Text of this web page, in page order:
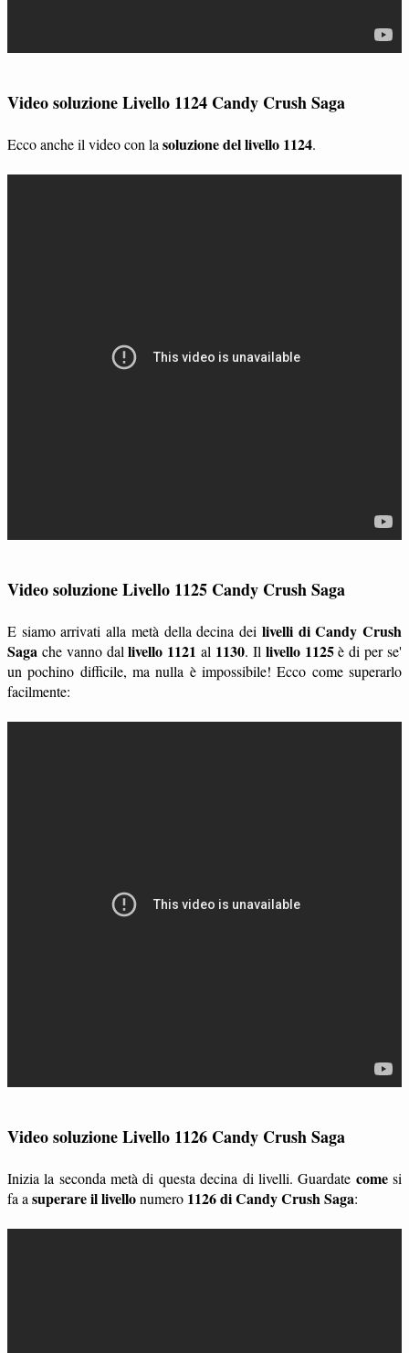
Video soluzione Livello 1124 Candy Crush Saga
Ecco anche il video con la soluzione del livello 1124.
Video soluzione Livello 1125 Candy Crush Saga
E siamo arrivati alla metà della decina dei livelli di Candy Crush
Saga che vanno dallivello 1121 al 1130. Il livello 1125è di per se'
un pochino difficile, ma nulla è impossibile! Ecco come superarlo
facilmente:
Video soluzione Livello 1126 Candy Crush Saga
Inizia la seconda metà di questa decina di livelli. Guardate comesi
fa a superare il livellonumero 1126 di Candy Crush Saga: